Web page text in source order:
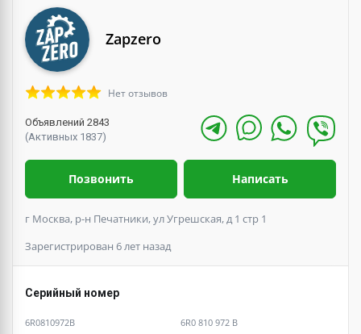
Zapzero
Нет отзывов
Объявлений 2843
(Активных 1837)
Позвонить Написать
г Москва, р-н Печатники, ул Угрешская, д 1 стр 1
Зарегистрирован 6 лет назад
Серийный номер
6R0810972B
6R0 810 972 B